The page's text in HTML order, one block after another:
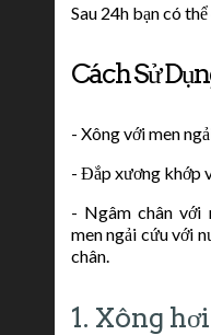
Sau 24h bạn có
Cách Sử
- Xông với men
- Đắp xương khớp
- Ngâm chân với
men ngải cứu với
chân.
1. Xông hơi